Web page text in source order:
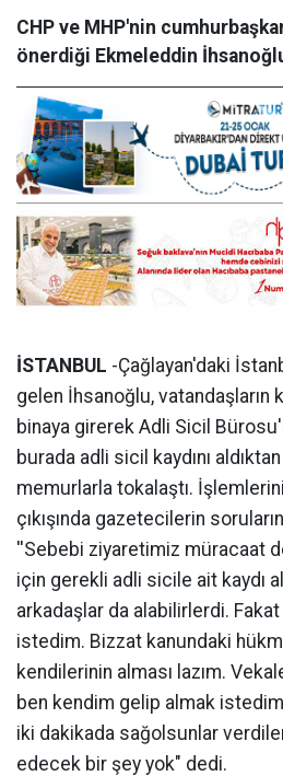
CHP ve MHP'nin
önerdiği Ekmeleddin
İSTANBUL -Çağlayan'daki
gelen İhsanoğlu, vatandaşların
binaya girerek Adli Sicil
burada adli sicil kaydını
memurlarla tokalaştı.
çıkışında gazetecilerin
''Sebebi ziyaretimiz müracaat
için gerekli adli sicile ait kaydı
arkadaşlar da alabilirlerdi.
istedim. Bizzat kanundaki
kendilerinin alması lazım.
ben kendim gelip almak
iki dakikada sağolsunlar
edecek bir şey yok" dedi.